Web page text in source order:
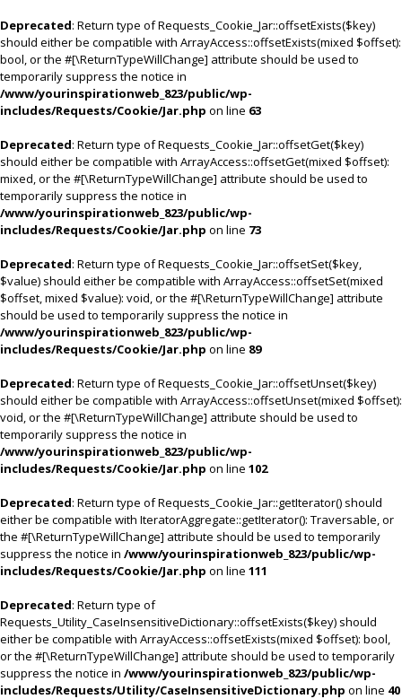
Deprecated: Return type of Requests_Cookie_Jar::offsetExists($key)
should either be compatible with ArrayAccess::offsetExists(mixed $offset):
bool, or the #[\ReturnTypeWillChange] attribute should be used to
temporarily suppress the notice in
/www/yourinspirationweb_823/public/wp-
includes/Requests/Cookie/Jar.php on line 63
Deprecated: Return type of Requests_Cookie_Jar::offsetGet($key)
should either be compatible with ArrayAccess::offsetGet(mixed $offset):
mixed, or the #[\ReturnTypeWillChange] attribute should be used to
temporarily suppress the notice in
/www/yourinspirationweb_823/public/wp-
includes/Requests/Cookie/Jar.php on line 73
Deprecated: Return type of Requests_Cookie_Jar::offsetSet($key,
$value) should either be compatible with ArrayAccess::offsetSet(mixed
$offset, mixed $value): void, or the #[\ReturnTypeWillChange] attribute
should be used to temporarily suppress the notice in
/www/yourinspirationweb_823/public/wp-
includes/Requests/Cookie/Jar.php on line 89
Deprecated: Return type of Requests_Cookie_Jar::offsetUnset($key)
should either be compatible with ArrayAccess::offsetUnset(mixed $offset):
void, or the #[\ReturnTypeWillChange] attribute should be used to
temporarily suppress the notice in
/www/yourinspirationweb_823/public/wp-
includes/Requests/Cookie/Jar.php on line 102
Deprecated: Return type of Requests_Cookie_Jar::getIterator() should
either be compatible with IteratorAggregate::getIterator(): Traversable, or
the #[\ReturnTypeWillChange] attribute should be used to temporarily
suppress the notice in /www/yourinspirationweb_823/public/wp-
includes/Requests/Cookie/Jar.php on line 111
Deprecated: Return type of
Requests_Utility_CaseInsensitiveDictionary::offsetExists($key) should
either be compatible with ArrayAccess::offsetExists(mixed $offset): bool,
or the #[\ReturnTypeWillChange] attribute should be used to temporarily
suppress the notice in /www/yourinspirationweb_823/public/wp-
includes/Requests/Utility/CaseInsensitiveDictionary.php on line 40